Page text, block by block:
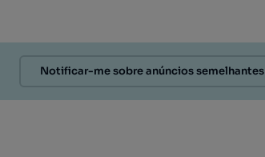
Notificar-me sobre anúncios semelhantes